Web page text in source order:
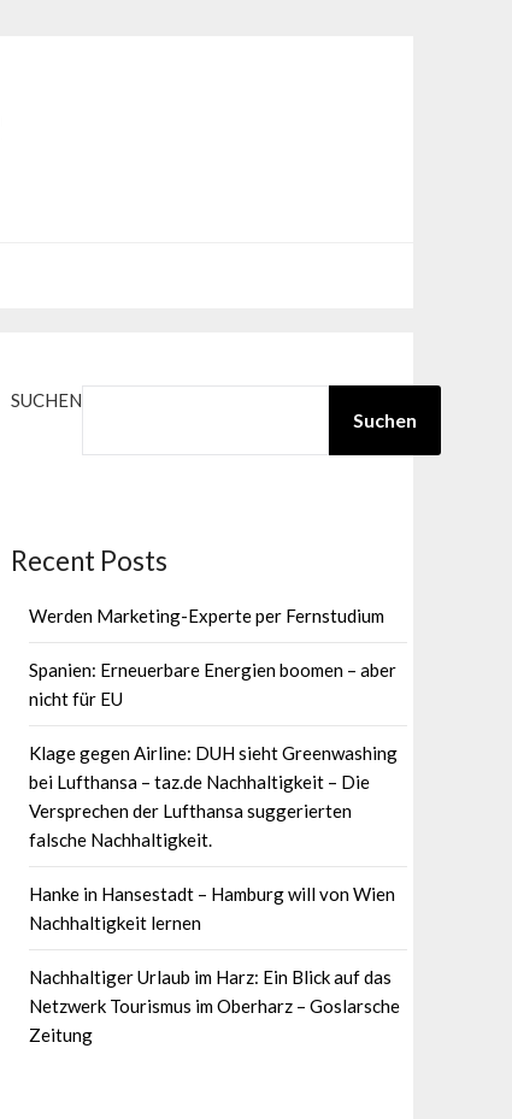
SUCHEN
Suchen
Recent Posts
Werden Marketing-Experte per Fernstudium
Spanien: Erneuerbare Energien boomen – aber
nicht für EU
Klage gegen Airline: DUH sieht Greenwashing
bei Lufthansa – taz.de Nachhaltigkeit – Die
Versprechen der Lufthansa suggerierten
falsche Nachhaltigkeit.
Hanke in Hansestadt – Hamburg will von Wien
Nachhaltigkeit lernen
Nachhaltiger Urlaub im Harz: Ein Blick auf das
Netzwerk Tourismus im Oberharz – Goslarsche
Zeitung